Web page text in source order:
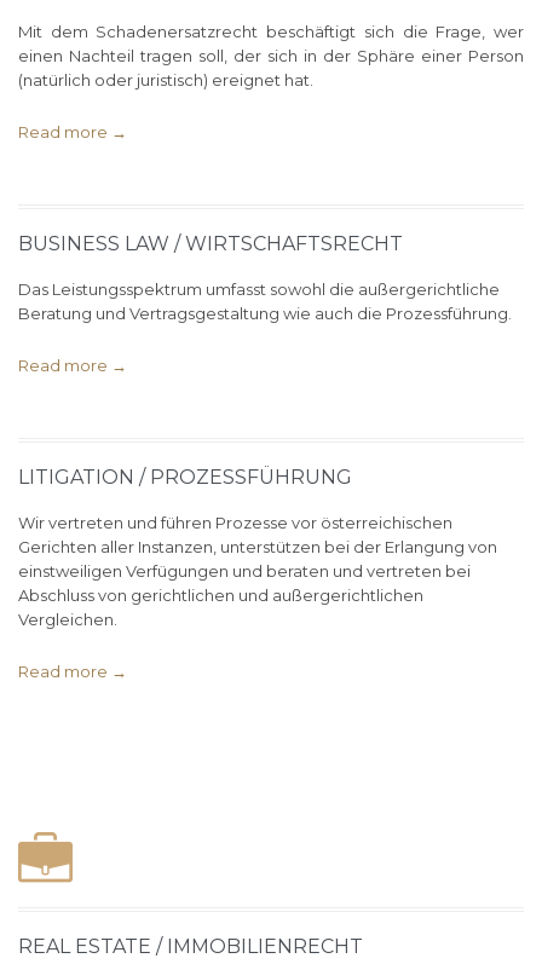
Mit dem Schadenersatzrecht beschäftigt sich die Frage, wer
einen Nachteil tragen soll, der sich in der Sphäre einer Person
(natürlich oder juristisch) ereignet hat.
Read more →
BUSINESS LAW / WIRTSCHAFTSRECHT
Das Leistungsspektrum umfasst sowohl die außergerichtliche
Beratung und Vertragsgestaltung wie auch die Prozessführung.
Read more →
LITIGATION / PROZESSFÜHRUNG
Wir vertreten und führen Prozesse vor österreichischen
Gerichten aller Instanzen, unterstützen bei der Erlangung von
einstweiligen Verfügungen und beraten und vertreten bei
Abschluss von gerichtlichen und außergerichtlichen
Vergleichen.
Read more →
REAL ESTATE / IMMOBILIENRECHT